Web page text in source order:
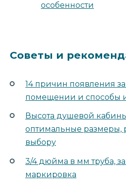
особенности
Советы и
14 причин появления
помещении и способы
Высота душевой
оптимальные размеры,
выбору
3/4 дюйма в мм труба,
маркировка